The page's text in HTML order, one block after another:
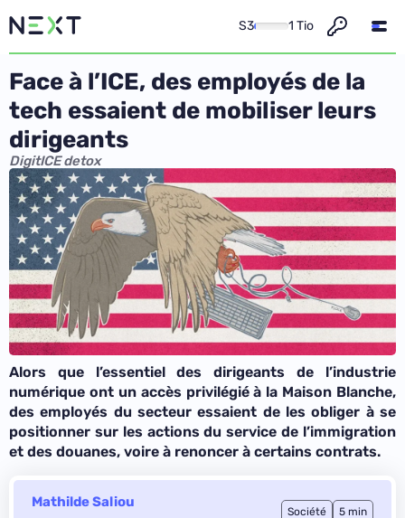
S3 1 Tio
Face à l’ICE, des employés de la
tech essaient de mobiliser leurs
dirigeants
DigitICE detox
Alors que l’essentiel des dirigeants de l’industrie
numérique ont un accès privilégié à la Maison Blanche,
des employés du secteur essaient de les obliger à se
positionner sur les actions du service de l’immigration
et des douanes, voire à renoncer à certains contrats.
Mathilde Saliou
Société 5 min